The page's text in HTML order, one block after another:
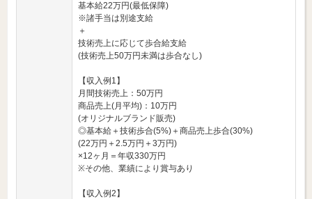
基本給22万円(最低保障)
※諸手当は別途支給
＋
技術売上に応じて歩合給支給
(技術売上50万円未満は歩合なし)
【収入例1】
月間技術売上：50万円
商品売上(月平均)：10万円
(オリジナルブランド販売)
◎基本給＋技術歩合(5%)＋商品売上歩合(30%)
(22万円＋2.5万円＋3万円)
×12ヶ月＝年収330万円
※その他、業績により賞与あり
【収入例2】